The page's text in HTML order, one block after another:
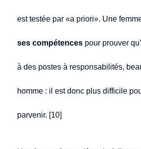
est testée par «a priori». Une
ses compétences pour prouver
à des postes à responsabilités,
homme : il est donc plus difficile
parvenir. [10]